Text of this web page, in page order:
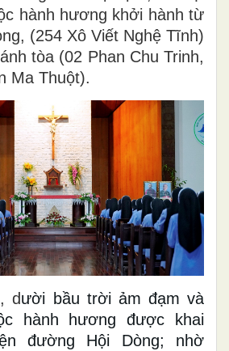
hành hương khởi hành từ
(254 Xô Viết Nghệ Tĩnh)
tòa (02 Phan Chu Trinh,
Ma Thuột).
dười bầu trời ảm đạm và
hành hương được khai
đường Hội Dòng; nhờ